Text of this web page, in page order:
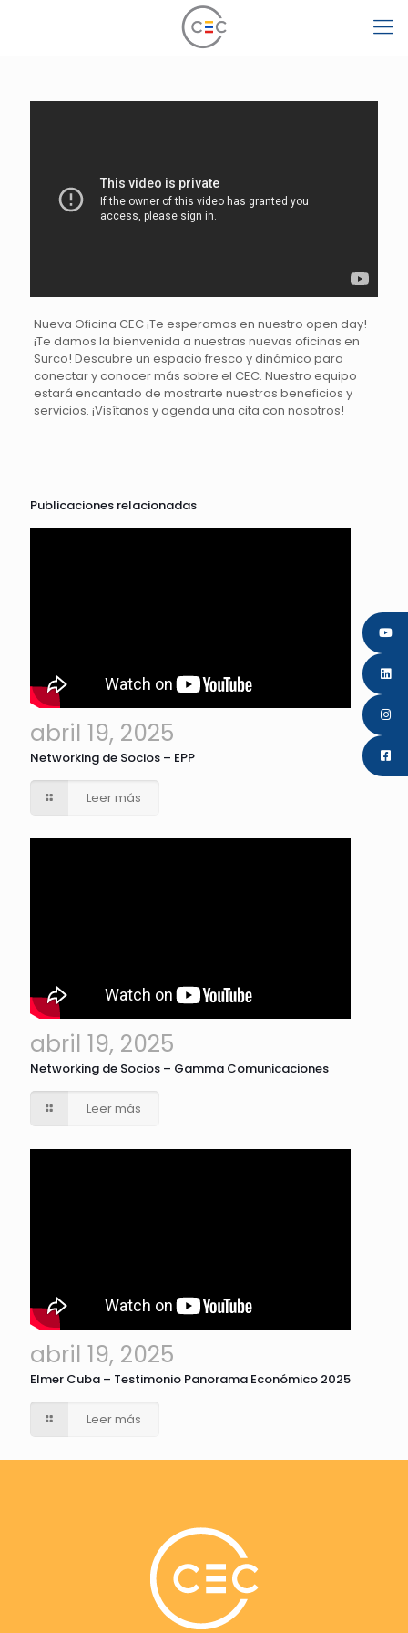
Nueva Oficina CEC ¡Te esperamos en nuestro open day!
¡Te damos la bienvenida a nuestras nuevas oficinas en
Surco! Descubre un espacio fresco y dinámico para
conectar y conocer más sobre el CEC. Nuestro equipo
estará encantado de mostrarte nuestros beneficios y
servicios. ¡Visítanos y agenda una cita con nosotros!
Publicaciones relacionadas
abril 19, 2025
Networking de Socios – EPP
Leer más
abril 19, 2025
Networking de Socios – Gamma Comunicaciones
Leer más
abril 19, 2025
Elmer Cuba – Testimonio Panorama Económico 2025
Leer más